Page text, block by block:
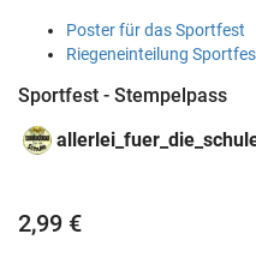
Poster für das Sportfest
Riegeneinteilung
Sportfest - Stempelpass
2,99 €